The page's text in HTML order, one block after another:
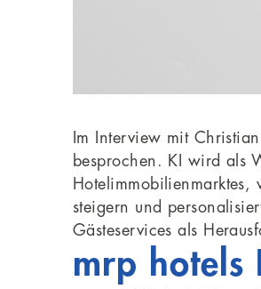
Im Interview mit
besprochen. KI wird als
Hotelimmobilienmarktes,
steigern und
Gästeservices als
mrp hotels